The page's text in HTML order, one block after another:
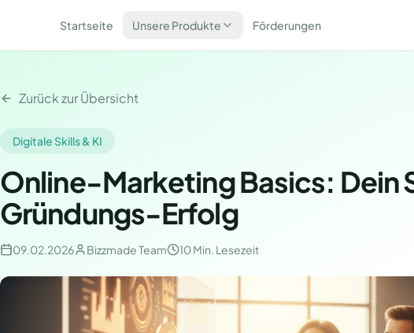
Startseite Unsere Produkte Förderungen
Zurück zur Übersicht
Digitale Skills & KI
Online-Marketing Basics: Dein
Gründungs-Erfolg
09.02.2026 Bizzmade Team 10 Min. Lesezeit